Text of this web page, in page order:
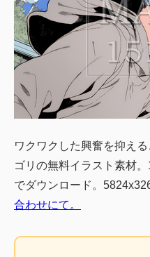
ワクワクした興奮を抑え
ゴリの無料イラスト素材
でダウンロード。
合わせにて。